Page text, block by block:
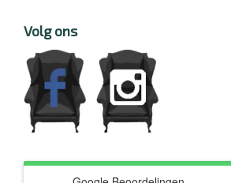
Volg ons